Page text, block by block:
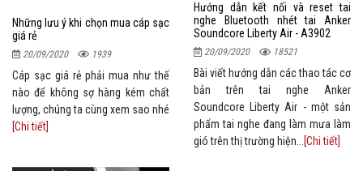
Những lưu ý khi chọn mua cáp sạc
giá rẻ
20/09/2020 1939
Cáp sạc giá rẻ phải mua như thế
nào để không sợ hàng kém chất
lượng, chúng ta cùng xem sao nhé
[Chi tiết]
Hướng dẫn kết nối và reset tai
nghe Bluetooth nhét tai Anker
Soundcore Liberty Air - A3902
20/09/2020 18521
Bài viết hướng dẫn các thao tác cơ
bản trên tai nghe Anker
Soundcore Liberty Air - một sản
phẩm tai nghe đang làm mưa làm
gió trên thị trường hiện...[Chi tiết]